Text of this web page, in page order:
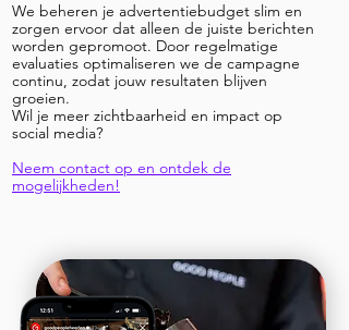
We beheren je advertentiebudget slim en
zorgen ervoor dat alleen de juiste berichten
worden gepromoot. Door regelmatige
evaluaties optimaliseren we de campagne
continu, zodat jouw resultaten blijven
groeien.
Wil je meer zichtbaarheid en impact op
social media?
Neem contact op en ontdek de
mogelijkheden!